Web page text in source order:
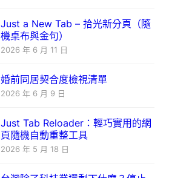
Just a New Tab – 拾光新分頁（隨
機桌布與金句）
2026 年 6 月 11 日
婚前同居契合度檢視清單
2026 年 6 月 9 日
Just Tab Reloader：輕巧實用的網
頁隨機自動重整工具
2026 年 5 月 18 日